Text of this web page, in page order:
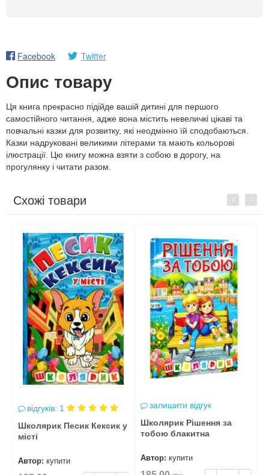
Facebook Twitter
Опис товару
Ця книга прекрасно підійде вашій дитині для першого
самостійного читання, адже вона містить невеличкі цікаві та
повчальні казки для розвитку, які неодмінно їй сподобаються.
Казки надруковані великими літерами та мають кольорові
ілюстрації. Цю книгу можна взяти з собою в дорогу, на
прогулянку і читати разом.
Схожі товари Previous
відгуків: 1
Школярик Песик Кексик у
місті
Автор: купити
залишити відгук
Школярик Рішення за
тобою блакитна
Автор: купити
Next